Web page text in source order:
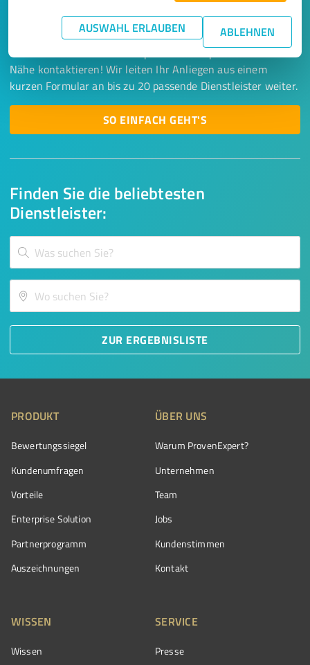
AUSWAHL ERLAUBEN ABLEHNEN
Finden Sie die beliebtesten
Dienstleister:
ZUR ERGEBNISLISTE
Mails? Jetzt Angebote empfangen!
Lassen Sie sich einfach von passenden Experten in Ihrer
Nähe kontaktieren! Wir leiten Ihr Anliegen aus einem
kurzen Formular an bis zu 20 passende Dienstleister weiter.
SO EINFACH GEHT'S
PRODUKT
Bewertungssiegel
Kundenumfragen
Vorteile
Enterprise Solution
Partnerprogramm
Auszeichnungen
ÜBER UNS
Warum ProvenExpert?
Unternehmen
Team
Jobs
Kundenstimmen
Kontakt
WISSEN
Wissen
SERVICE
Presse